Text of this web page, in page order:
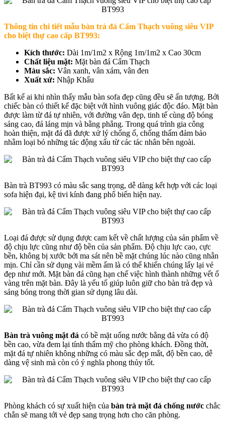
Thông tin chi tiết mẫu bàn trà đá Cẩm Thạch vuông siêu VIP
cho biệt thự cao cấp BT993:
Kích thước: Dài 1m/1m2 x Rộng 1m/1m2 x Cao 30cm
Chất liệu mặt: Mặt bàn đá Cẩm Thạch
Màu sắc: Vân xanh, vân xám, vân đen
Xuất xứ: Nhập Khẩu
Bất kể ai khi nhìn thấy mẫu bàn sofa đẹp cũng đều sẽ ấn tượng. Bởi
chiếc bàn có thiết kế đặc biệt với hình vuông giác độc đáo. Mặt bàn
được làm từ đá tự nhiên, với đường vân đẹp, tinh tế cùng độ bóng
sáng cao, đá láng mịn và bằng phẳng. Trong quá trình gia công
hoàn thiện, mặt đá đã được xử lý chống ố, chống thấm đảm bảo
nhằm loại bỏ những tác động xấu từ các tác nhân bên ngoài.
Bàn trà BT993 có màu sắc sang trọng, dễ dàng kết hợp với các loại
sofa hiện đại, kệ tivi kính đang phổ biến hiện nay.
Loại đá được sử dụng được cam kết về chất lượng của sản phẩm về
độ chịu lực cũng như độ bền của sản phẩm. Độ chịu lực cao, cực
bền, không bị xước bởi ma sát nên bề mặt chúng lúc nào cũng nhẵn
mịn. Chỉ cần sử dụng vài mềm ẩm là có thể khiến chúng lấy lại vẻ
đẹp như mới. Mặt bàn đá cũng hạn chế việc hình thành những vết ố
vàng trên mặt bàn. Đây là yếu tố giúp luôn giữ cho bàn trà đẹp và
sáng bóng trong thời gian sử dụng lâu dài.
Bàn trà vuông mặt đá có bề mặt uống nước bằng đá vừa có độ
bền cao, vừa đem lại tính thẩm mỹ cho phòng khách. Đồng thời,
mặt đá tự nhiên không những có màu sắc đẹp mắt, độ bền cao, dễ
dàng vệ sinh mà còn có ý nghĩa phong thủy tốt.
Phòng khách có sự xuất hiện của bàn trà mặt đá chống nước chắc
chắn sẽ mang tới vẻ đẹp sang trọng hơn cho căn phòng.